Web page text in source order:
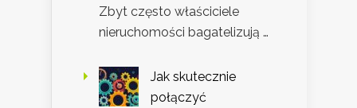
Zbyt często właściciele
nieruchomości bagatelizują …
Jak skutecznie
połączyć